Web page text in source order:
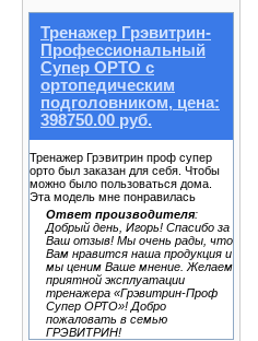
Тренажер Грэвитрин-
Профессиональный
Супер ОРТО с
ортопедическим
подголовником, цена:
398750.00 руб.
Тренажер Грэвитрин проф супер
орто был заказан для себя. Чтобы
можно было пользоваться дома.
Эта модель мне понравилась
Ответ производителя:
Добрый день, Игорь! Спасибо за
Ваш отзыв! Мы очень рады, что
Вам нравится наша продукция и
мы ценим Ваше мнение. Желаем
приятной эксплуатации
тренажера «Грэвитрин-Проф
Супер ОРТО»! Добро
пожаловать в семью
ГРЭВИТРИН!